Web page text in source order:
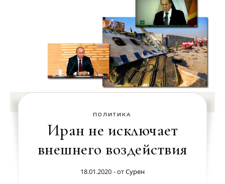
ПОЛИТИКА
Иран не исключает
внешнего воздействия
18.01.2020 - отСурен